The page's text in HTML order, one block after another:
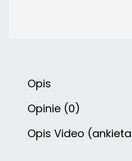
Opis
Opinie (0)
Opis Video